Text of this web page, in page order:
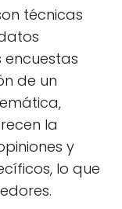
técnicas
encuestas
de un
la
y
lo que